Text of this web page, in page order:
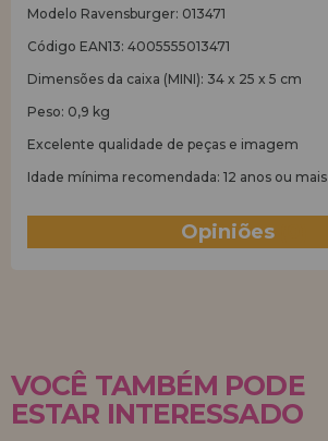
Modelo Ravensburger: 013471
Código EAN13: 4005555013471
Dimensões da caixa (MINI): 34 x 25 x 5 cm
Peso: 0,9 kg
Excelente qualidade de peças e imagem
Idade mínima recomendada: 12 anos ou mais
Opiniões
VOCÊ TAMBÉM PODE
ESTAR INTERESSADO